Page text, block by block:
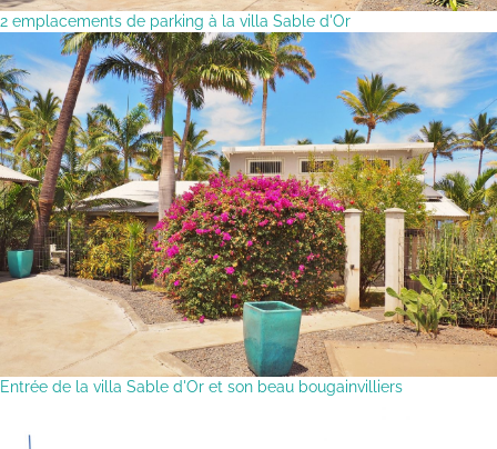
2 emplacements de parking à la villa Sable d'Or
Entrée de la villa Sable d'Or et son beau bougainvilliers